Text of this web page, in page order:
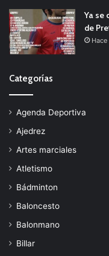
Ya se
de
Hace
Categorías
Agenda Deportiva
Ajedrez
Artes marciales
Atletismo
Bádminton
Baloncesto
Balonmano
Billar